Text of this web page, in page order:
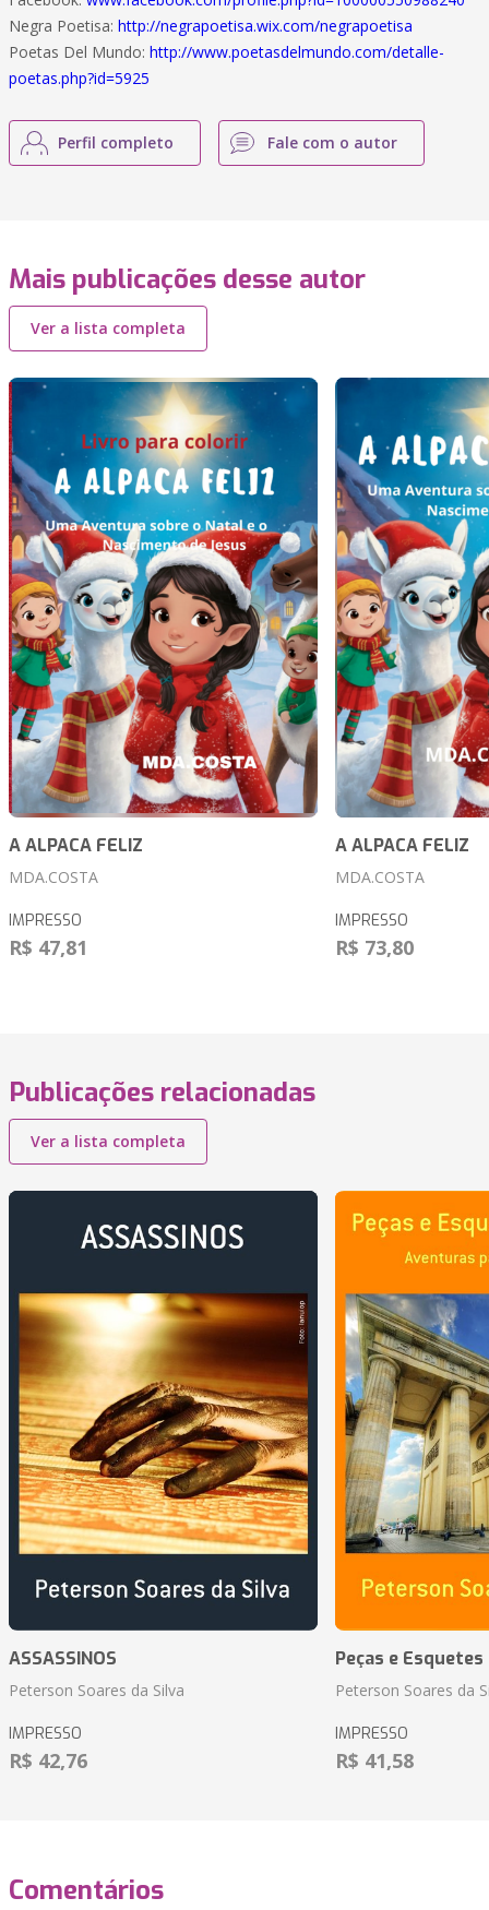
Negra Poetisa: http://negrapoetisa.wix.com/negrapoetisa
Poetas Del Mundo: http://www.poetasdelmundo.com/detalle-
poetas.php?id=5925
Perfil completo Fale com o autor
Mais publicações desse autor
Ver a lista completa
A ALPACA FELIZ
MDA.COSTA
IMPRESSO
R$ 47,81
A ALPACA FELIZ
MDA.COSTA
IMPRESSO
R$ 73,80
Publicações relacionadas
Ver a lista completa
ASSASSINOS
Peterson Soares da Silva
IMPRESSO
R$ 42,76
Peças e
Peterson Soares da
IMPRESSO
R$ 41,58
Comentários